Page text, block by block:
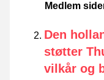
Medlem
Den
støtter
vilkår og